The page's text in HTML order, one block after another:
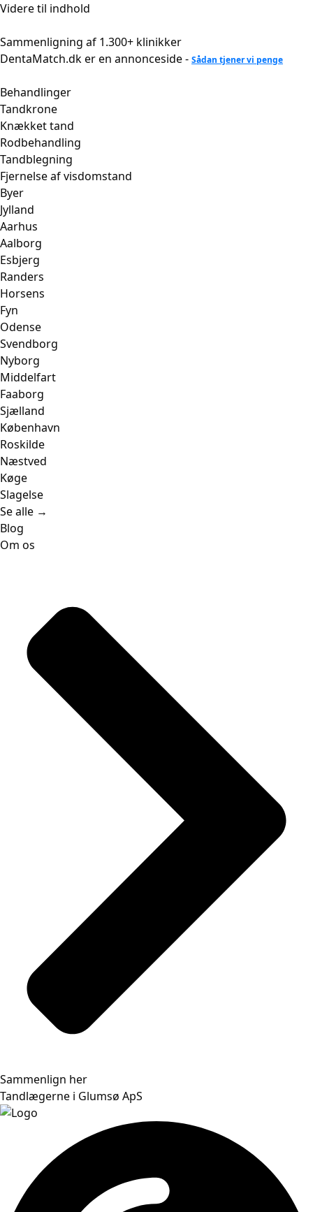
Videre til indhold
Sammenligning af 1.300+ klinikker
DentaMatch.dk er en annonceside - Sådan tjener vi penge
Behandlinger
Tandkrone
Knækket tand
Rodbehandling
Tandblegning
Fjernelse af visdomstand
Byer
Jylland
Aarhus
Aalborg
Esbjerg
Randers
Horsens
Fyn
Odense
Svendborg
Nyborg
Middelfart
Faaborg
Sjælland
København
Roskilde
Næstved
Køge
Slagelse
Se alle →
Blog
Om os
Sammenlign her
Tandlægerne i Glumsø ApS